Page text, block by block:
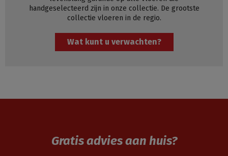
handgeselecteerd zijn in onze collectie. De grootste
collectie vloeren in de regio.
Wat kunt u verwachten?
Gratis advies aan huis?